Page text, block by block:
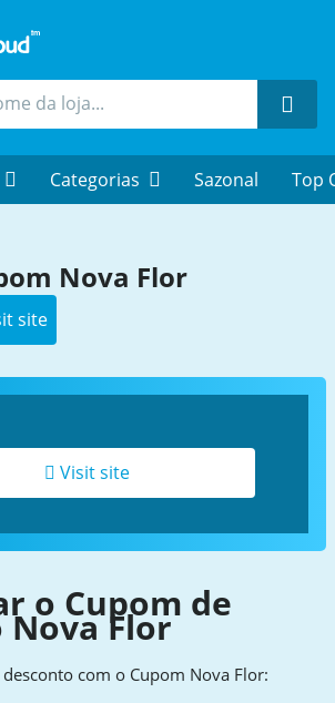
Categorias Sazonal Top
Nova Flor
site
Visit site
o Cupom de
Nova Flor
com o Cupom Nova Flor: